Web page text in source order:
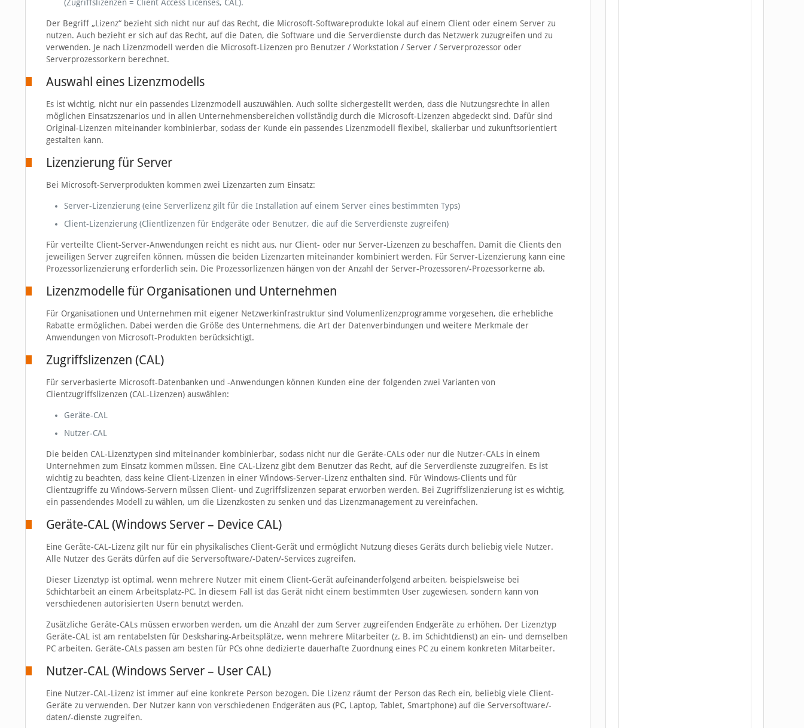
(Zugriffslizenzen = Client Access Licenses, CAL).
Der Begriff „Lizenz“ bezieht sich nicht nur auf das Recht, die Microsoft-Softwareprodukte lokal auf einem Client oder einem Server zu
nutzen. Auch bezieht er sich auf das Recht, auf die Daten, die Software und die Serverdienste durch das Netzwerk zuzugreifen und zu
verwenden. Je nach Lizenzmodell werden die Microsoft-Lizenzen pro Benutzer / Workstation / Server / Serverprozessor oder
Serverprozessorkern berechnet.
Auswahl eines Lizenzmodells
Es ist wichtig, nicht nur ein passendes Lizenzmodell auszuwählen. Auch sollte sichergestellt werden, dass die Nutzungsrechte in allen
möglichen Einsatzszenarios und in allen Unternehmensbereichen vollständig durch die Microsoft-Lizenzen abgedeckt sind. Dafür sind
Original-Lizenzen miteinander kombinierbar, sodass der Kunde ein passendes Lizenzmodell flexibel, skalierbar und zukunftsorientiert
gestalten kann.
Lizenzierung für Server
Bei Microsoft-Serverprodukten kommen zwei Lizenzarten zum Einsatz:
Server-Lizenzierung (eine Serverlizenz gilt für die Installation auf einem Server eines bestimmten Typs)
Client-Lizenzierung (Clientlizenzen für Endgeräte oder Benutzer, die auf die Serverdienste zugreifen)
Für verteilte Client-Server-Anwendungen reicht es nicht aus, nur Client- oder nur Server-Lizenzen zu beschaffen. Damit die Clients den
jeweiligen Server zugreifen können, müssen die beiden Lizenzarten miteinander kombiniert werden. Für Server-Lizenzierung kann eine
Prozessorlizenzierung erforderlich sein. Die Prozessorlizenzen hängen von der Anzahl der Server-Prozessoren/-Prozessorkerne ab.
Lizenzmodelle für Organisationen und Unternehmen
Für Organisationen und Unternehmen mit eigener Netzwerkinfrastruktur sind Volumenlizenzprogramme vorgesehen, die erhebliche
Rabatte ermöglichen. Dabei werden die Größe des Unternehmens, die Art der Datenverbindungen und weitere Merkmale der
Anwendungen von Microsoft-Produkten berücksichtigt.
Zugriffslizenzen (CAL)
Für serverbasierte Microsoft-Datenbanken und -Anwendungen können Kunden eine der folgenden zwei Varianten von
Clientzugriffslizenzen (CAL-Lizenzen) auswählen:
Geräte-CAL
Nutzer-CAL
Die beiden CAL-Lizenztypen sind miteinander kombinierbar, sodass nicht nur die Geräte-CALs oder nur die Nutzer-CALs in einem
Unternehmen zum Einsatz kommen müssen. Eine CAL-Lizenz gibt dem Benutzer das Recht, auf die Serverdienste zuzugreifen. Es ist
wichtig zu beachten, dass keine Client-Lizenzen in einer Windows-Server-Lizenz enthalten sind. Für Windows-Clients und für
Clientzugriffe zu Windows-Servern müssen Client- und Zugriffslizenzen separat erworben werden. Bei Zugriffslizenzierung ist es wichtig,
ein passendendes Modell zu wählen, um die Lizenzkosten zu senken und das Lizenzmanagement zu vereinfachen.
Geräte-CAL (Windows Server – Device CAL)
Eine Geräte-CAL-Lizenz gilt nur für ein physikalisches Client-Gerät und ermöglicht Nutzung dieses Geräts durch beliebig viele Nutzer.
Alle Nutzer des Geräts dürfen auf die Serversoftware/-Daten/-Services zugreifen.
Dieser Lizenztyp ist optimal, wenn mehrere Nutzer mit einem Client-Gerät aufeinanderfolgend arbeiten, beispielsweise bei
Schichtarbeit an einem Arbeitsplatz-PC. In diesem Fall ist das Gerät nicht einem bestimmten User zugewiesen, sondern kann von
verschiedenen autorisierten Usern benutzt werden.
Zusätzliche Geräte-CALs müssen erworben werden, um die Anzahl der zum Server zugreifenden Endgeräte zu erhöhen. Der Lizenztyp
Geräte-CAL ist am rentabelsten für Desksharing-Arbeitsplätze, wenn mehrere Mitarbeiter (z. B. im Schichtdienst) an ein- und demselben
PC arbeiten. Geräte-CALs passen am besten für PCs ohne dedizierte dauerhafte Zuordnung eines PC zu einem konkreten Mitarbeiter.
Nutzer-CAL (Windows Server – User CAL)
Eine Nutzer-CAL-Lizenz ist immer auf eine konkrete Person bezogen. Die Lizenz räumt der Person das Rech ein, beliebig viele Client-
Geräte zu verwenden. Der Nutzer kann von verschiedenen Endgeräten aus (PC, Laptop, Tablet, Smartphone) auf die Serversoftware/-
daten/-dienste zugreifen.